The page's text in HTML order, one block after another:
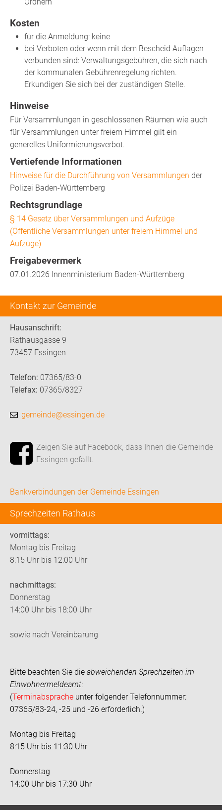
Kontakt zur Gemeinde
Hausanschrift:
Rathausgasse 9
73457 Essingen
Telefon: 07365/83-0
Telefax: 07365/8327
gemeinde@essingen.de
Zeigen Sie auf Facebook, dass Ihnen die Gemeinde
Essingen gefällt.
Bankverbindungen der Gemeinde Essingen
Sprechzeiten Rathaus
vormittags:
Montag bis Freitag
8:15 Uhr bis 12:00 Uhr
nachmittags:
Donnerstag
14:00 Uhr bis 18:00 Uhr
sowie nach Vereinbarung
Bitte beachten Sie die abweichenden Sprechzeiten im
Einwohnermeldeamt:
(Terminabsprache unter folgender Telefonnummer:
07365/83-24, -25 und -26 erforderlich.)
Montag bis Freitag
8:15 Uhr bis 11:30 Uhr
Donnerstag
14:00 Uhr bis 17:30 Uhr
Kosten
für die Anmeldung: keine
bei Verboten oder wenn mit dem Bescheid Auflagen
verbunden sind: Verwaltungsgebühren, die sich nach
der kommunalen Gebührenregelung richten.
Erkundigen Sie sich bei der zuständigen Stelle.
Hinweise
Für Versammlungen in geschlossenen Räumen wie auch
für Versammlungen unter freiem Himmel gilt ein
generelles Uniformierungsverbot.
Vertiefende Informationen
Hinweise für die Durchführung von Versammlungen der
Polizei Baden-Württemberg
Rechtsgrundlage
§ 14 Gesetz über Versammlungen und Aufzüge
(Öffentliche Versammlungen unter freiem Himmel und
Aufzüge)
Freigabevermerk
07.01.2026 Innenministerium Baden-Württemberg